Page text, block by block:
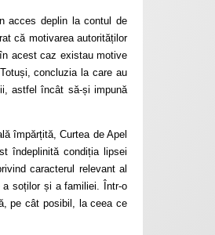
acces deplin la contul de
că motivarea autorităților
acest caz existau motive
concluzia la care au
astfel încât să-și impună
împărțită, Curtea de Apel
îndeplinită condiția lipsei
caracterul relevant al
a soților și a familiei. Într-o
pe cât posibil, la ceea ce